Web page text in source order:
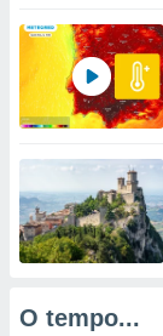
utilizar
criar
medir
da
medir o
os
O tempo...